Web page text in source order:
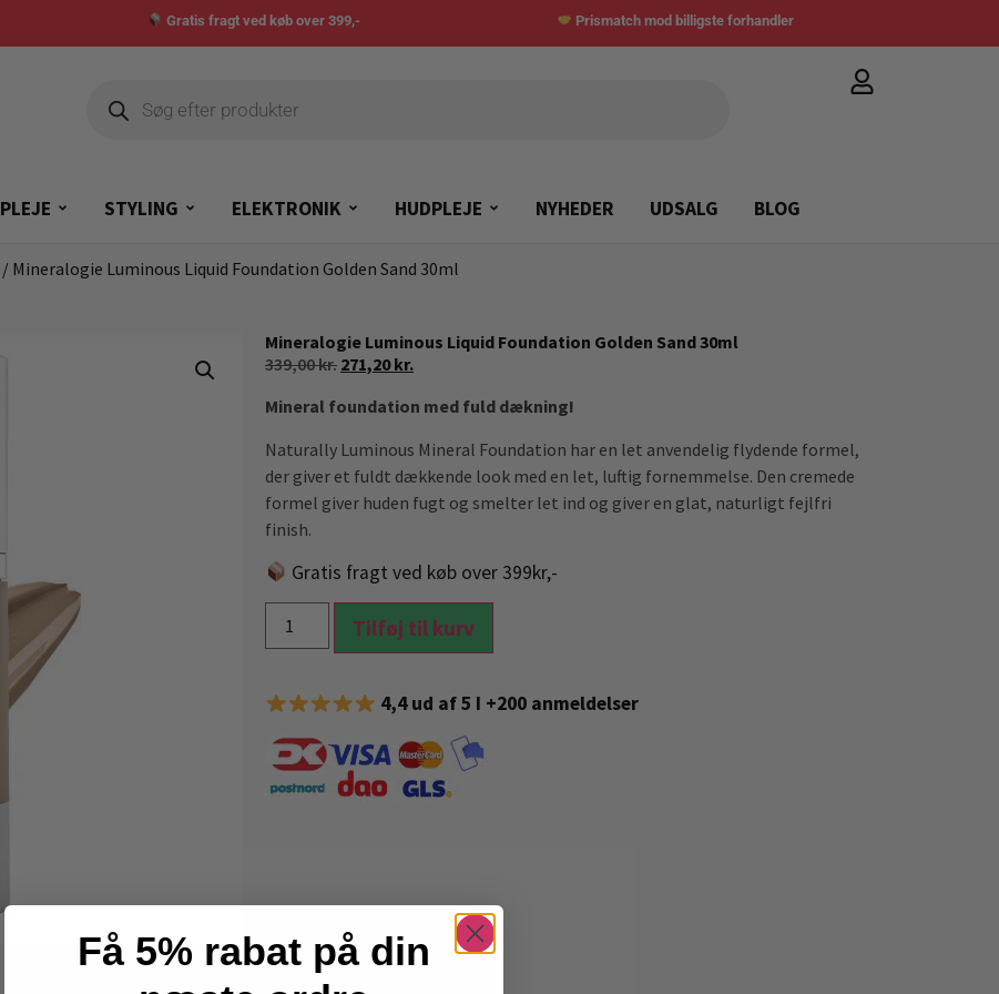
Gratis fragt ved køb over 399,- Prismatch mod billigste forhandler
PLEJE STYLING ELEKTRONIK HUDPLEJE NYHEDER UDSALG BLOG
/ Mineralogie Luminous Liquid Foundation Golden Sand 30ml
Mineralogie Luminous Liquid Foundation Golden Sand 30ml
339,00kr. 271,20kr.
Mineral foundation med fuld dækning!
Naturally Luminous Mineral Foundation har en let anvendelig flydende formel,
der giver et fuldt dækkende look med en let, luftig fornemmelse. Den cremede
formel giver huden fugt og smelter let ind og giver en glat, naturligt fejlfri
finish.
Gratis fragt ved køb over 399kr,-
Tilføj til kurv
4,4 ud af 5 I +200 anmeldelser
Få 5% rabat på din